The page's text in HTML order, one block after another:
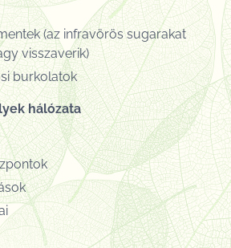
(az infravörös sugarakat
visszaverik)
burkolatok
hálózata